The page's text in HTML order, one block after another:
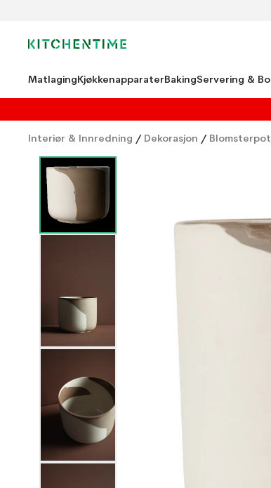
MatlagingKjøkkenapparaterBakingServering &
Interiør & Innredning / Dekorasjon /